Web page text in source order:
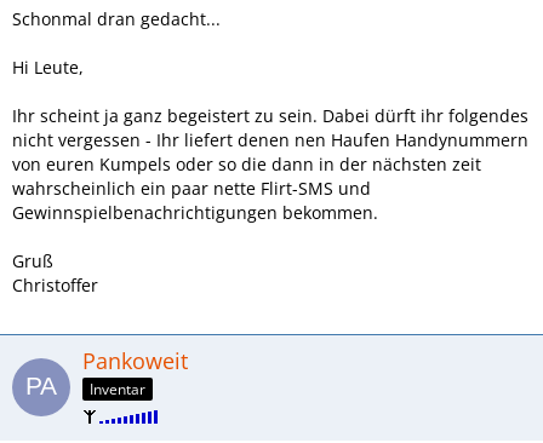
Schonmal dran gedacht...
Hi Leute,
Ihr scheint ja ganz begeistert zu sein. Dabei dürft ihr folgendes
nicht vergessen - Ihr liefert denen nen Haufen Handynummern
von euren Kumpels oder so die dann in der nächsten zeit
wahrscheinlich ein paar nette Flirt-SMS und
Gewinnspielbenachrichtigungen bekommen.
Gruß
Christoffer
Pankoweit
Inventar